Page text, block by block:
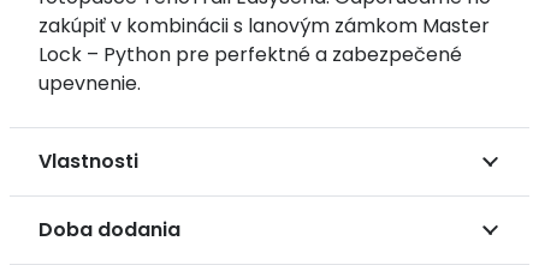
zakúpiť v kombinácii s lanovým zámkom Master
Lock – Python pre perfektné a zabezpečené
upevnenie.
Vlastnosti
Doba dodania